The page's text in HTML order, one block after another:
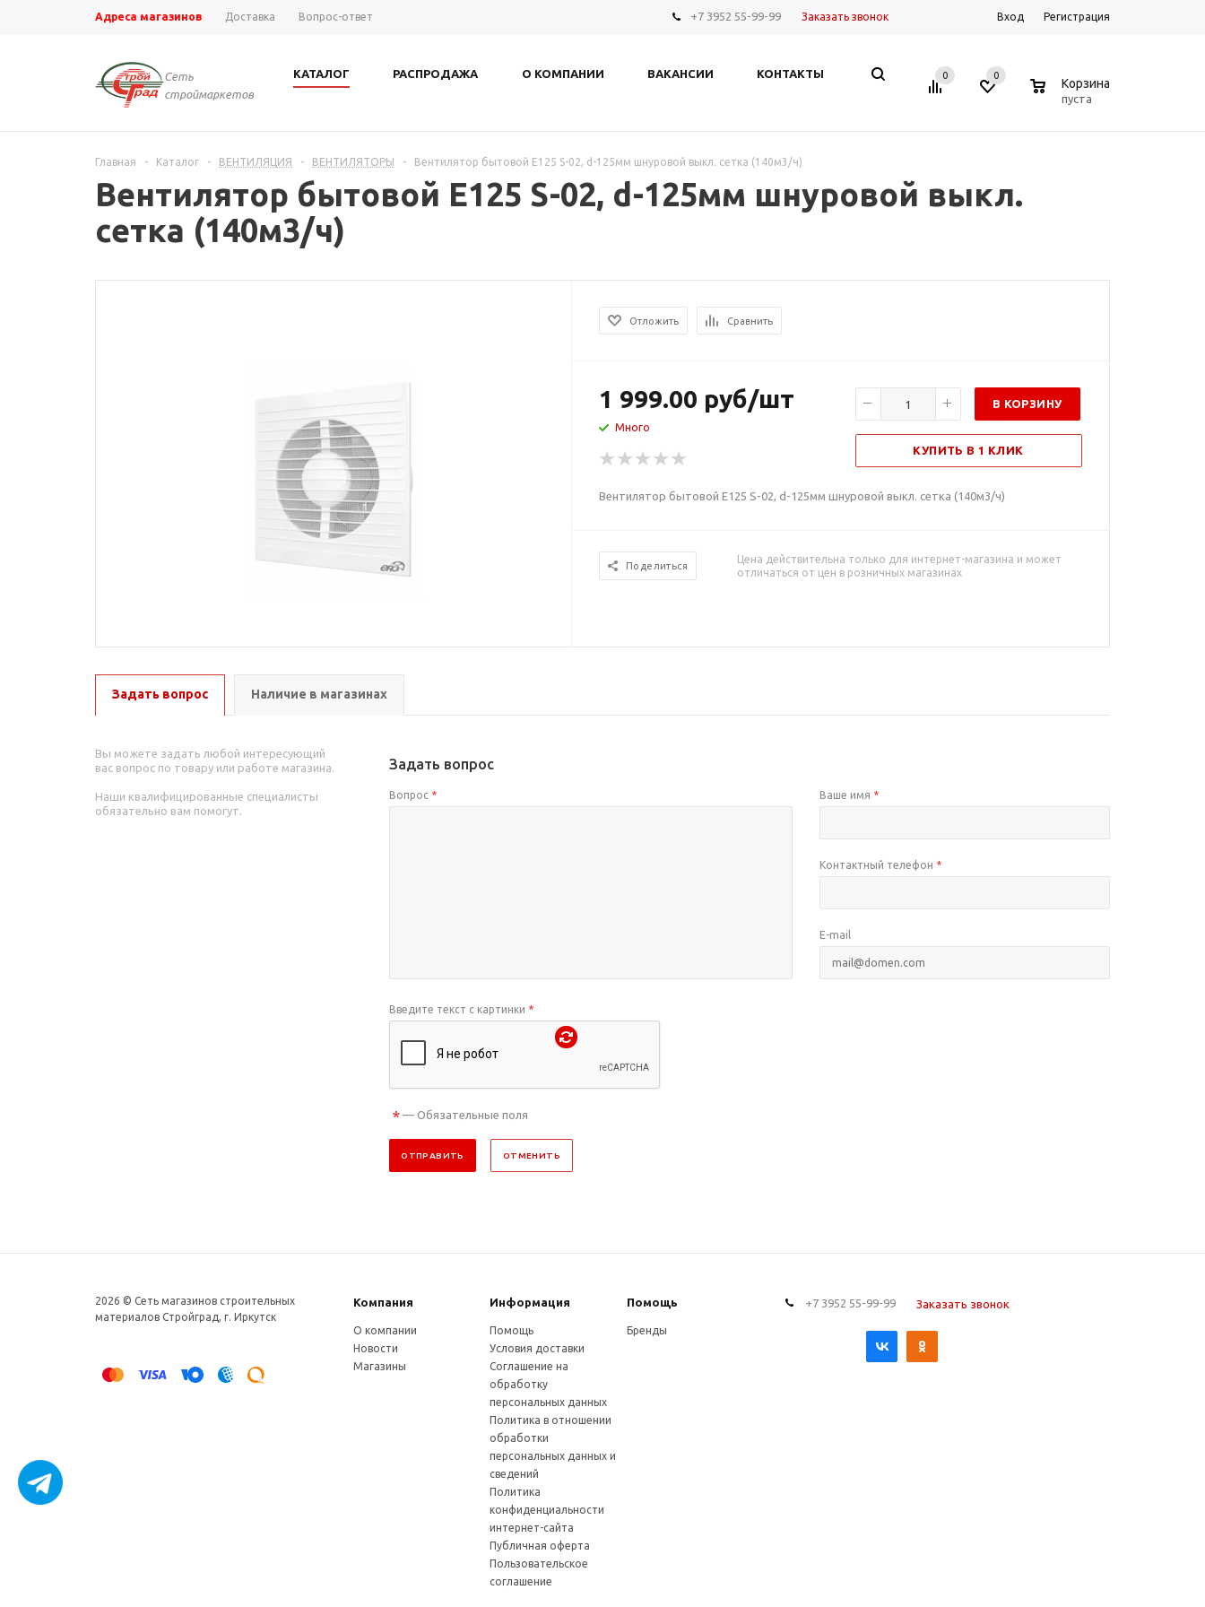
Адреса магазинов Доставка Вопрос-ответ +7 3952 55-99-99 Заказать звонок Вход Регистрация
Сеть
строймаркетов
КАТАЛОГ РАСПРОДАЖА О КОМПАНИИ ВАКАНСИИ КОНТАКТЫ 0 0
Корзина
пуста
Главная - Каталог - ВЕНТИЛЯЦИЯ - ВЕНТИЛЯТОРЫ - Вентилятор бытовой E125 S-02, d-125мм шнуровой выкл. сетка (140м3/ч)
Вентилятор бытовой E125 S-02, d-125мм шнуровой выкл.
сетка (140м3/ч)
Отложить Сравнить
1 999.00 руб/шт
Много
В КОРЗИНУ
КУПИТЬ В 1 КЛИК
Вентилятор бытовой E125 S-02, d-125мм шнуровой выкл. сетка (140м3/ч)
Поделиться
Цена действительна только для интернет-магазина и может
отличаться от цен в розничных магазинах
Задать вопрос Наличие в магазинах
Вы можете задать любой интересующий
вас вопрос по товару или работе магазина.
Наши квалифицированные специалисты
обязательно вам помогут.
Задать вопрос
Вопрос * Ваше имя *
Контактный телефон *
E-mail
Введите текст с картинки *
* — Обязательные поля
ОТПРАВИТЬ ОТМЕНИТЬ
2026 © Сеть магазинов строительных
материалов Стройград, г. Иркутск
Компания Информация Помощь
О компании
Новости
Магазины
Помощь
Условия доставки
Соглашение на
обработку
персональных данных
Политика в отношении
обработки
персональных данных и
сведений
Политика
конфиденциальности
интернет-сайта
Публичная оферта
Пользовательское
соглашение
Бренды
+7 3952 55-99-99 Заказать звонок